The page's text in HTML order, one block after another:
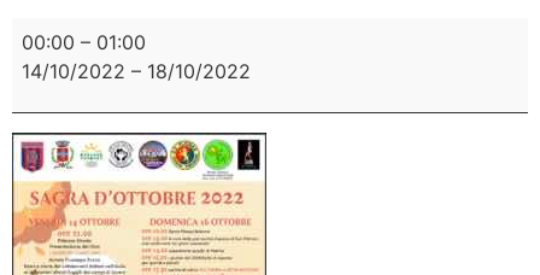
00:00 – 01:00
14/10/2022 – 18/10/2022